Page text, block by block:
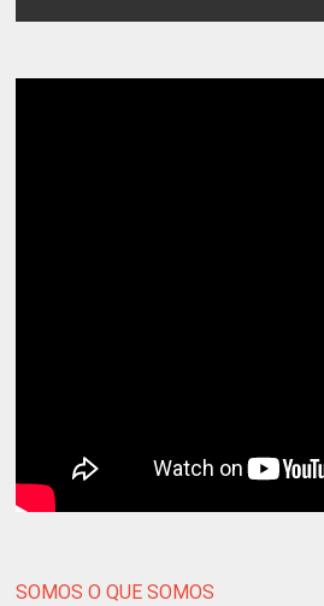
SOMOS O QUE SOMOS